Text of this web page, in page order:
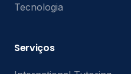
Tecnologia
Serviços